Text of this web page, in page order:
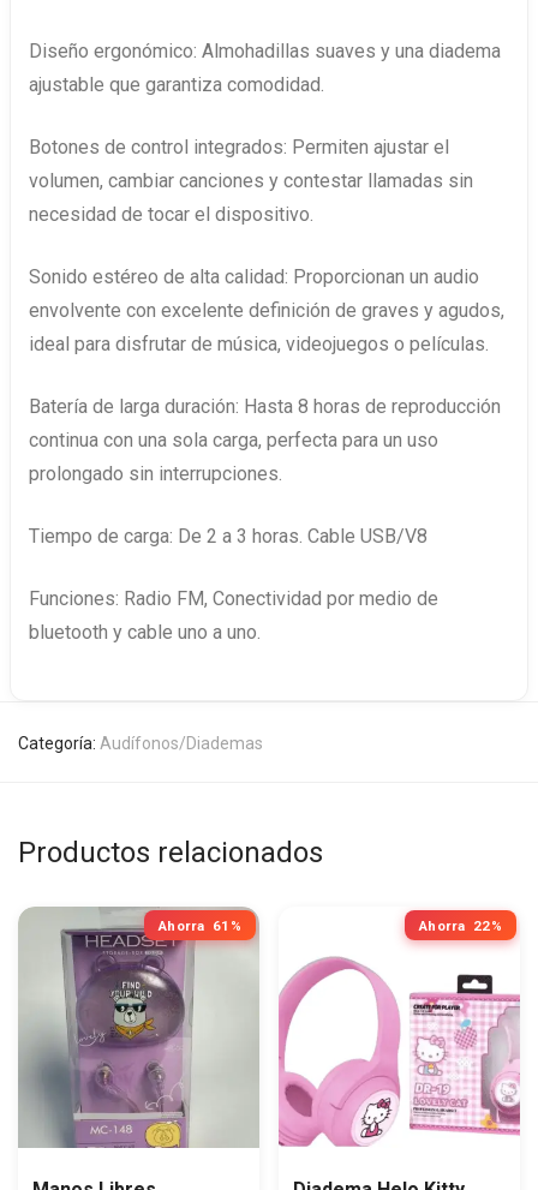
Diseño ergonómico: Almohadillas suaves y una diadema
ajustable que garantiza comodidad.
Botones de control integrados: Permiten ajustar el
volumen, cambiar canciones y contestar llamadas sin
necesidad de tocar el dispositivo.
Sonido estéreo de alta calidad: Proporcionan un audio
envolvente con excelente definición de graves y agudos,
ideal para disfrutar de música, videojuegos o películas.
Batería de larga duración: Hasta 8 horas de reproducción
continua con una sola carga, perfecta para un uso
prolongado sin interrupciones.
Tiempo de carga: De 2 a 3 horas. Cable USB/V8
Funciones: Radio FM, Conectividad por medio de
bluetooth y cable uno a uno.
Categoría: Audífonos/Diademas
Productos relacionados
Ahorra 61% Ahorra 22%